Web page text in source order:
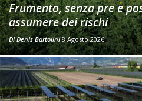
Frumento, senza pre e
assumere dei rischi
DiDenis Bartolini 8 Agosto 2026